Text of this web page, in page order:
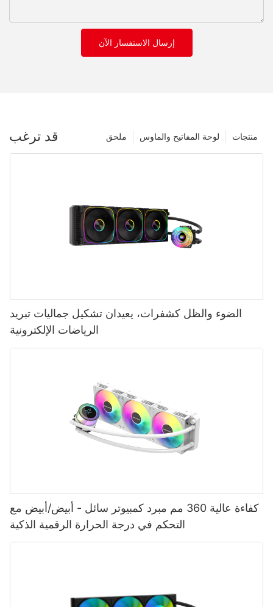
إرسال الاستفسار الآن
قد ترغب منتجات لوحة المفاتيح والماوس ملحق
الضوء والظل كشفرات، يعيدان تشكيل جماليات تبريد
الرياضات الإلكترونية
كفاءة عالية 360 مم مبرد كمبيوتر سائل - أبيض/أبيض مع
التحكم في درجة الحرارة الرقمية الذكية